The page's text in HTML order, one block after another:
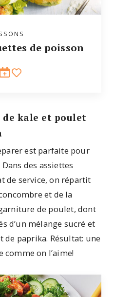
de poisson
de kale et poulet
est parfaite pour
des assiettes
de service, on répartit
et de la
de poulet, dont
d’un mélange sucré et
de paprika. Résultat: une
comme on l’aime!